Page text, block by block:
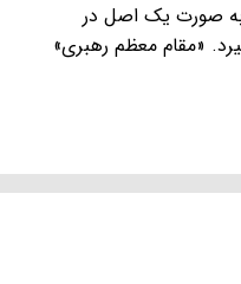
صورت یک اصل در
«مقام معظم رهبری»